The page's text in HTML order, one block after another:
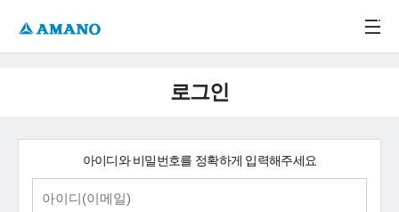
로그인
아이디와 비밀번호를 정확하게 입력해주세요